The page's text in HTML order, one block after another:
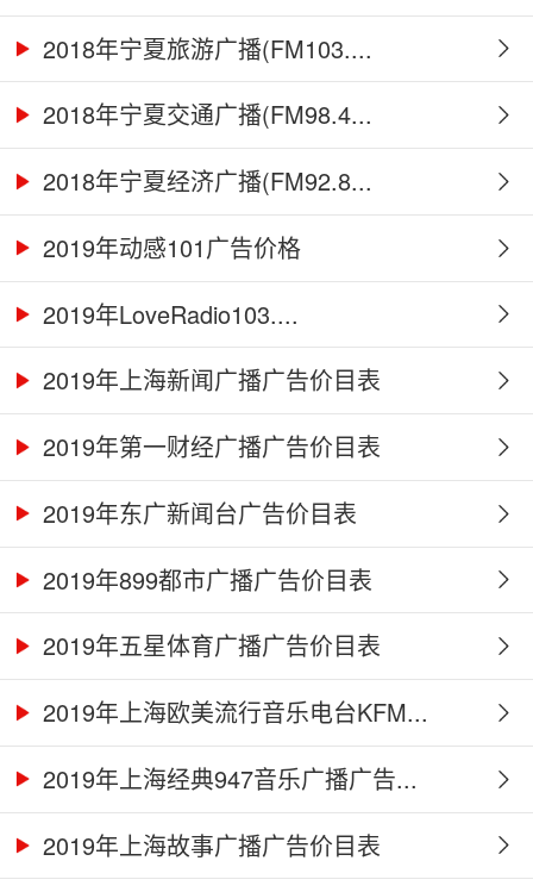
2018年宁夏旅游广播(FM103....
2018年宁夏交通广播(FM98.4...
2018年宁夏经济广播(FM92.8...
2019年动感101广告价格
2019年LoveRadio103....
2019年上海新闻广播广告价目表
2019年第一财经广播广告价目表
2019年东广新闻台广告价目表
2019年899都市广播广告价目表
2019年五星体育广播广告价目表
2019年上海欧美流行音乐电台KFM...
2019年上海经典947音乐广播广告...
2019年上海故事广播广告价目表